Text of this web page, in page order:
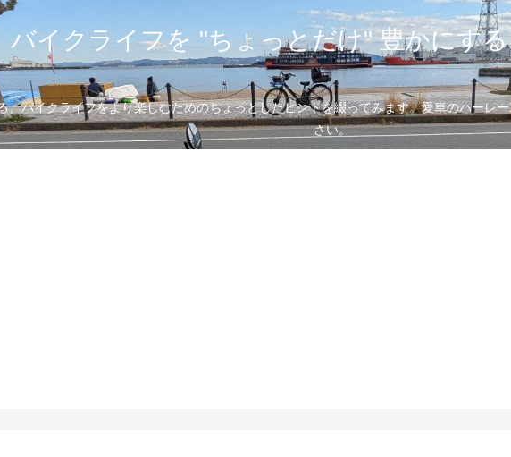
バイクライフを "ちょっとだけ" 豊かにす
、バイクライフをより楽しむためのちょっとしたヒントを綴ってみます。愛車のハーレ
さい。